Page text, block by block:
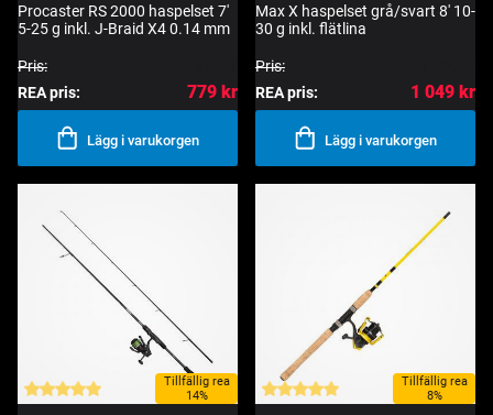
Procaster RS 2000 haspelset 7'
5-25 g inkl. J-Braid X4 0.14 mm
Pris:
REA pris:
779 kr
Lägg i varukorgen
Max X haspelset grå/svart 8' 10-
30 g inkl. flätlina
Pris:
REA pris:
1 049 kr
Lägg i varukorgen
Tillfällig rea
14%
Tillfällig rea
8%